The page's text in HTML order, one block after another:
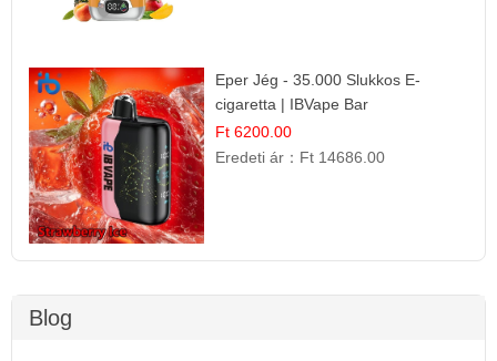
Eper Jég - 35.000 Slukkos E-
cigaretta | IBVape Bar
Ft 6200.00
Eredeti ár： Ft 14686.00
Blog